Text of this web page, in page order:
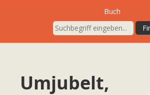
Buch
Umjubelt,